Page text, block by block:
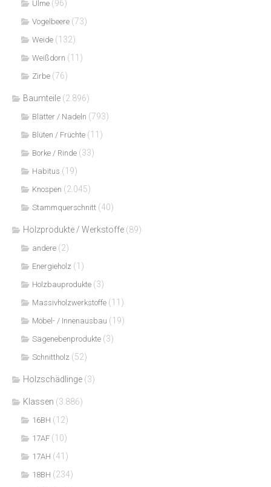
Ulme (96)
Vogelbeere (73)
Weide (132)
Weißdorn (11)
Zirbe (76)
Baumteile (2.896)
Blätter / Nadeln (793)
Blüten / Früchte (11)
Borke / Rinde (33)
Habitus (19)
Knospen (2.045)
Stammquerschnitt (40)
Holzprodukte / Werkstoffe (89)
andere (2)
Energieholz (1)
Holzbauprodukte (3)
Massivholzwerkstoffe (11)
Möbel- / Innenausbau (19)
Sägenebenprodukte (3)
Schnittholz (52)
Holzschädlinge (3)
Klassen (3.886)
16BH (12)
17AF (10)
17AH (41)
18BH (234)